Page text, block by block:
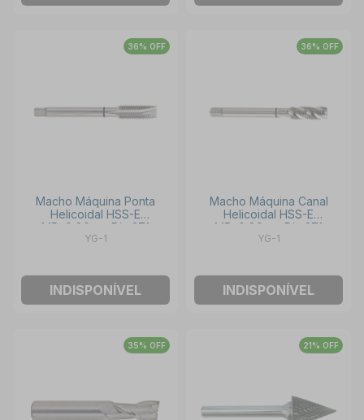
36% OFF
Macho Máquina Ponta
Helicoidal HSS-E
M5x0,80mm Din 371
TC814286 YG-1
YG-1
INDISPONÍVEL
36% OFF
Macho Máquina Canal
Helicoidal HSS-E
M5x0,80mm Din 371
TC804286 YG-1
YG-1
INDISPONÍVEL
35% OFF 21% OFF